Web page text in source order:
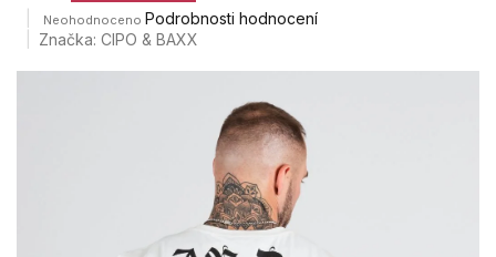
Průměrné
hodnocení
Neohodnoceno Podrobnosti hodnocení
Značka:CIPO & BAXX